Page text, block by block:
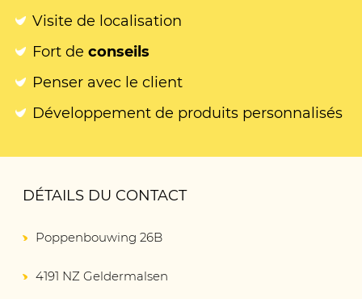
Visite de localisation
Fort de conseils
Penser avec le client
Développement de produits personnalisés
DÉTAILS DU CONTACT
Poppenbouwing 26B
4191 NZ Geldermalsen